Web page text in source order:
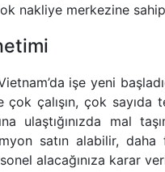
nakliye merkezine
işe yeni
çok çalışın, çok
ulaştığınızda mal
satın alabilir,
alacağınıza karar